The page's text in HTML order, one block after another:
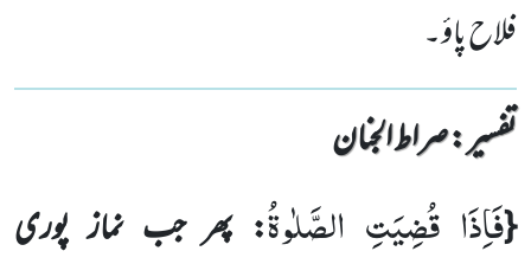
فلاح پاؤ۔
تفسیر : ‎صراط الجنان
{فَاِذَا قُضِیَتِ الصَّلٰوةُ: پھر جب نماز پوری